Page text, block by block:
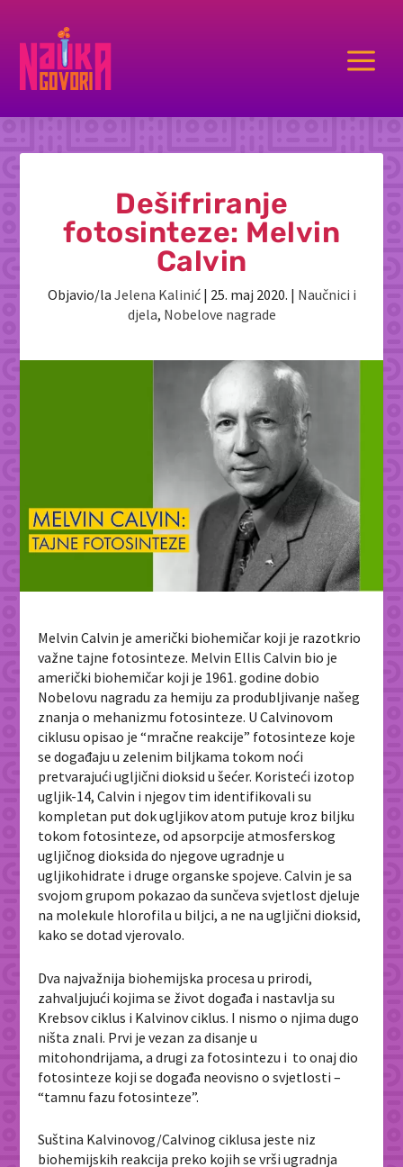
a
Dešifriranje
fotosinteze: Melvin
Calvin
Objavio/la Jelena Kalinić| 25. maj 2020. | Naučnici i
djela, Nobelove nagrade
Melvin Calvin je američki biohemičar koji je razotkrio
važne tajne fotosinteze. Melvin Ellis Calvin bio je
američki biohemičar koji je 1961. godine dobio
Nobelovu nagradu za hemiju za produbljivanje našeg
znanja o mehanizmu fotosinteze. U Calvinovom
ciklusu opisao je “mračne reakcije” fotosinteze koje
se događaju u zelenim biljkama tokom noći
pretvarajući ugljični dioksid u šećer. Koristeći izotop
ugljik-14, Calvin i njegov tim identifikovali su
kompletan put dok ugljikov atom putuje kroz biljku
tokom fotosinteze, od apsorpcije atmosferskog
ugljičnog dioksida do njegove ugradnje u
ugljikohidrate i druge organske spojeve. Calvin je sa
svojom grupom pokazao da sunčeva svjetlost djeluje
na molekule hlorofila u biljci, a ne na ugljični dioksid,
kako se dotad vjerovalo.
Dva najvažnija biohemijska procesa u prirodi,
zahvaljujući kojima se život događa i nastavlja su
Krebsov ciklus i Kalvinov ciklus. I nismo o njima dugo
ništa znali. Prvi je vezan za disanje u
mitohondrijama, a drugi za fotosintezu i to onaj dio
fotosinteze koji se događa neovisno o svjetlosti –
“tamnu fazu fotosinteze”.
Suština Kalvinovog/Calvinog ciklusa jeste niz
biohemijskih reakcija preko kojih se vrši ugradnja